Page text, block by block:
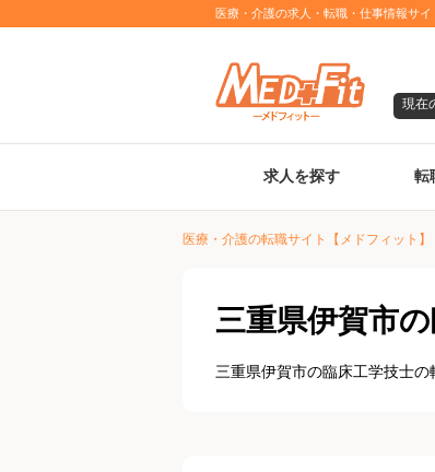
医療・介護の求人・転職・仕事情報サイ
現在
求人を探す
臨床検査技師
診療放射線技師
臨床工学技士
医療事務
調剤薬局事務
理学療法士
作業療法士
言語聴覚士
機能訓練指導員
視能訓練士
看護師
薬剤師
転
医療・介護の転職サイト【メドフィット】
三重県伊賀市
三重県伊賀市の臨床工学技士